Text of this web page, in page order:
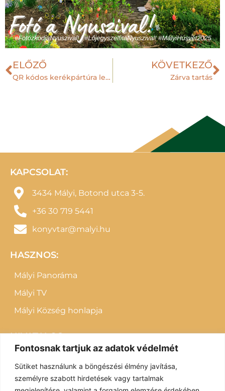
Fontosnak tartjuk az adatok védelmét
Sütiket használunk a böngészési élmény javítása,
személyre szabott hirdetések vagy tartalmak
ELŐZŐ
QR kódos kerékpártúra lesz nagypénteken TÉRKÉPPEL!!!!!
KÖVETKEZŐ
Zárva tartás
KAPCSOLAT:
3434 Mályi, Botond utca 3-5.
+36 30 719 5441
konyvtar@malyi.hu
HASZNOS:
Mályi Panoráma
Mályi TV
Mályi Község honlapja
HIVATALOS:
Impresszum